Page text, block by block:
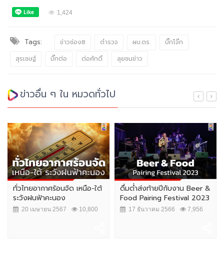
1,424
Tags: ข่าวช่อง8 ตำรวจ ผบ.ตร.
บิ๊กโจ๊ก
สุรเชษฐ์
บิ๊กต่อ ต่อศักดิ์ ลุยชนข่าว
ข่าวอื่น ๆ ใน หมวดทั่วไป
ดื่มด่ำส่งท้ายปีกับงาน Beer &
Food Pairing Festival 2023
17 ธันวาคม 2566 7,956
ประชาชนร้อยละ 41.76 ชี้ ปิด
ผับตี 2 เหมาะสมดีแล้ว
22 ตุลาคม 2566 10,003